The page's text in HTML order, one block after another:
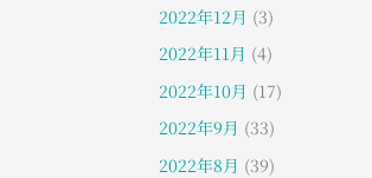
2022年12月 (3)
2022年11月 (4)
2022年10月 (17)
2022年9月 (33)
2022年8月 (39)